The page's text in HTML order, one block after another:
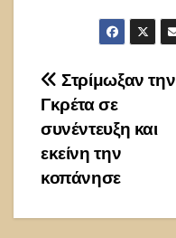
Πλοήγηση
άρθρων
Στρίμωξαν την
Γκρέτα σε
συνέντευξη και
εκείνη την
κοπάνησε